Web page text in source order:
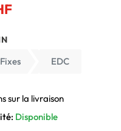
EDC
sur la livraison
Disponible